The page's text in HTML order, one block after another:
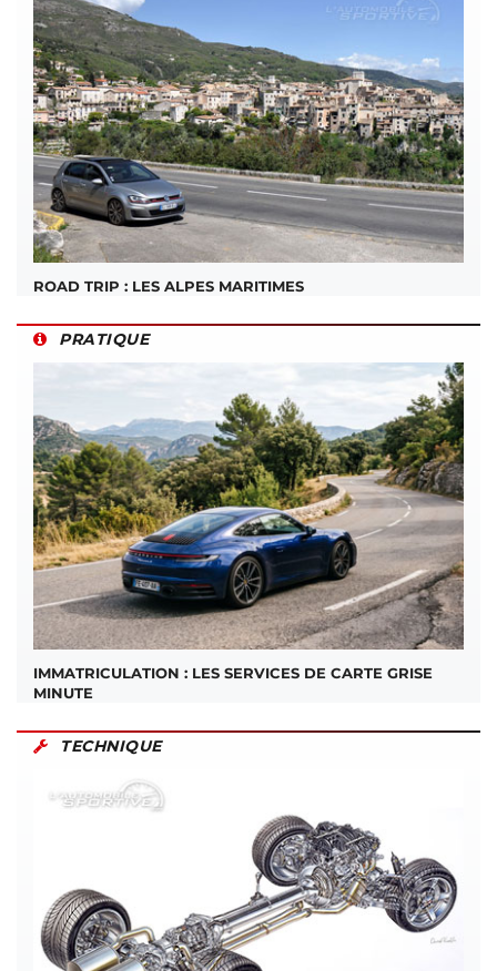
ROAD TRIP : LES ALPES MARITIMES
PRATIQUE
IMMATRICULATION : LES SERVICES DE CARTE GRISE
MINUTE
TECHNIQUE